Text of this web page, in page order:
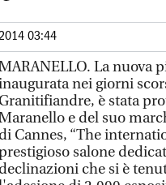
03:44
La nuova
nei giorni
è stata
e del suo
di Cannes, “The
salone
declinazioni che si è